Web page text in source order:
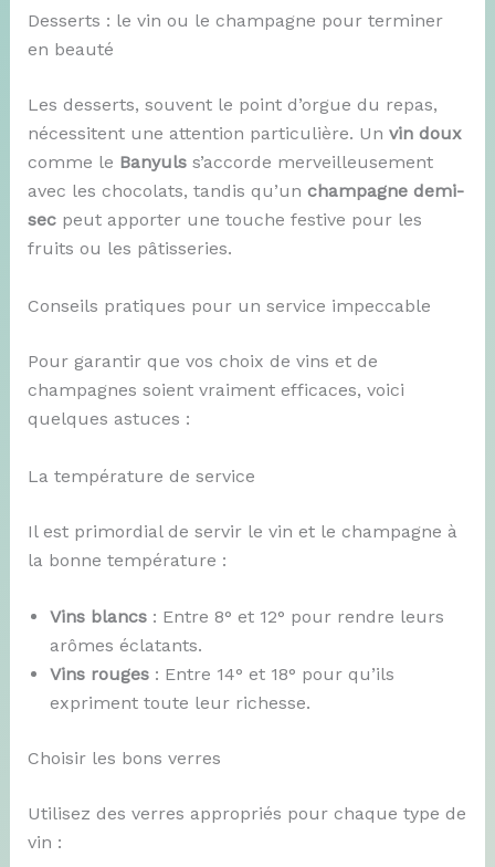
Desserts : le vin ou le champagne pour terminer
en beauté
Les desserts, souvent le point d’orgue du repas,
nécessitent une attention particulière. Un vin doux
comme le Banyulss’accorde merveilleusement
avec les chocolats, tandis qu’un champagne demi-
secpeut apporter une touche festive pour les
fruits ou les pâtisseries.
Conseils pratiques pour un service impeccable
Pour garantir que vos choix de vins et de
champagnes soient vraiment efficaces, voici
quelques astuces :
La température de service
Il est primordial de servir le vin et le champagne à
la bonne température :
Vins blancs: Entre 8° et 12° pour rendre leurs
arômes éclatants.
Vins rouges: Entre 14° et 18° pour qu’ils
expriment toute leur richesse.
Choisir les bons verres
Utilisez des verres appropriés pour chaque type de
vin :